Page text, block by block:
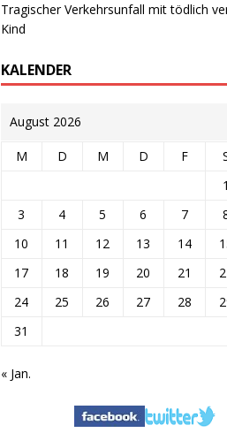
Tragischer Verkehrsunfall mit tödlich
Kind
KALENDER
August 2026
M D M D F
1
3
4 5 6 7
10
11 12 13 14
17
18 19 20 21
24
25 26 27 28
31
« Jan.